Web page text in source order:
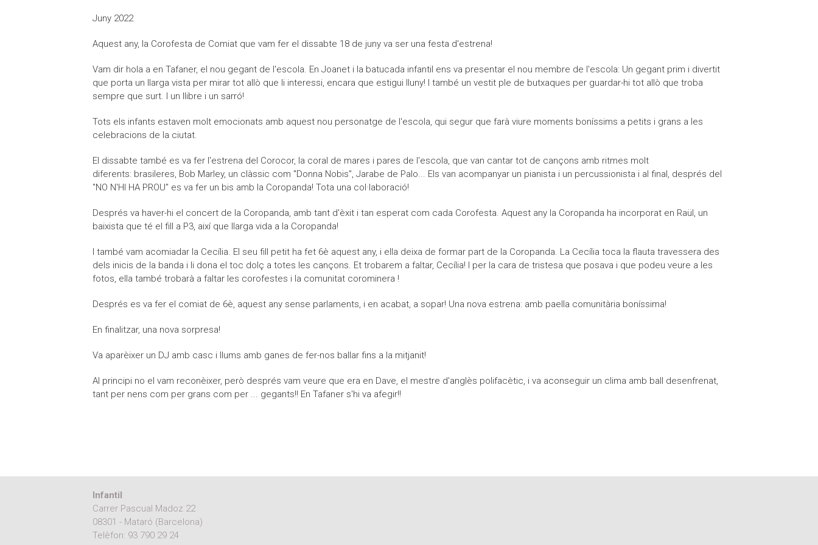
Juny 2022
Aquest any, la Corofesta de Comiat que vam fer el dissabte 18 de juny va ser una festa d'estrena!
Vam dir hola a en Tafaner, el nou gegant de l'escola. En Joanet i la batucada infantil ens va presentar el nou membre de l'escola: Un gegant prim i divertit
que porta un llarga vista per mirar tot allò que li interessi, encara que estigui lluny! I també un vestit ple de butxaques per guardar-hi tot allò que troba
sempre que surt. I un llibre i un sarró!
Tots els infants estaven molt emocionats amb aquest nou personatge de l'escola, qui segur que farà viure moments boníssims a petits i grans a les
celebracions de la ciutat.
El dissabte també es va fer l'estrena del Corocor, la coral de mares i pares de l'escola, que van cantar tot de cançons amb ritmes molt
diferents: brasileres, Bob Marley, un clàssic com "Donna Nobis", Jarabe de Palo... Els van acompanyar un pianista i un percussionista i al final, després del
"NO N'HI HA PROU" es va fer un bis amb la Coropanda! Tota una col·laboració!
Després va haver-hi el concert de la Coropanda, amb tant d'èxit i tan esperat com cada Corofesta. Aquest any la Coropanda ha incorporat en Raül, un
baixista que té el fill a P3, així que llarga vida a la Coropanda!
I també vam acomiadar la Cecília. El seu fill petit ha fet 6è aquest any, i ella deixa de formar part de la Coropanda. La Cecília toca la flauta travessera des
dels inicis de la banda i li dona el toc dolç a totes les cançons. Et trobarem a faltar, Cecília! I per la cara de tristesa que posava i que podeu veure a les
fotos, ella també trobarà a faltar les corofestes i la comunitat corominera !
Després es va fer el comiat de 6è, aquest any sense parlaments, i en acabat, a sopar! Una nova estrena: amb paella comunitària boníssima!
En finalitzar, una nova sorpresa!
Va aparèixer un DJ amb casc i llums amb ganes de fer-nos ballar fins a la mitjanit!
Al principi no el vam reconèixer, però després vam veure que era en Dave, el mestre d'anglès polifacètic, i va aconseguir un clima amb ball desenfrenat,
tant per nens com per grans com per ... gegants!! En Tafaner s'hi va afegir!!
Infantil
Carrer Pascual Madoz 22
08301 - Mataró (Barcelona)
Telèfon: 93 790 29 24